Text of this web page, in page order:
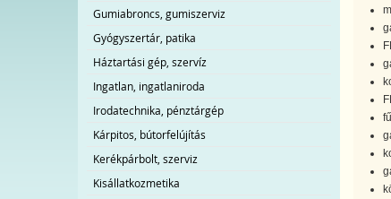
Gumiabroncs, gumiszerviz
Gyógyszertár, patika
Háztartási gép, szervíz
Ingatlan, ingatlaniroda
Irodatechnika, pénztárgép
Kárpitos, bútorfelújítás
Kerékpárbolt, szerviz
Kisállatkozmetika